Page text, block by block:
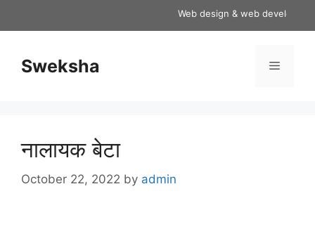
Web design & web development
Sweksha Menu
नालायक बेटा
October 22, 2022 by admin